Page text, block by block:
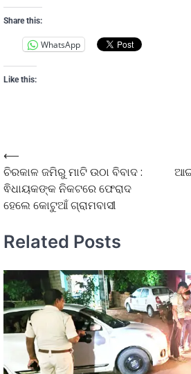
Share this:
WhatsApp
Like this:
⟵
ଚିରକାଳ ଜମିରୁ ମାଟି ଉଠା ବିବାଦ :
ଵିଧାୟକଙ୍କ ନିକଟରେ ଫେରାଦ
ହେଲେ କୋଟୁଆଁ ଗ୍ରାମବାସୀ
Related Posts